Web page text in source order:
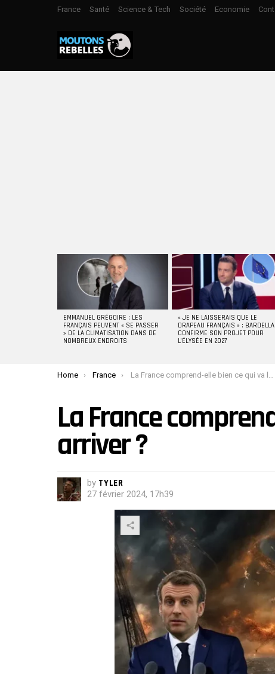
France Santé Science & Tech Société Economie
STORIES
EMMANUEL GRÉGOIRE : LES
FRANÇAIS PEUVENT « SE PASSER
» DE LA CLIMATISATION DANS DE
NOMBREUX ENDROITS
« JE NE LAISSERAIS QUE LE
DRAPEAU FRANÇAIS » : BARDELLA
CONFIRME SON PROJET POUR
L’ÉLYSÉE EN 2027
You are here:
Home France La France comprend-elle bien ce qui va lui arriver ?
La France
arriver ?
by TYLER
27 février 2024, 17h39